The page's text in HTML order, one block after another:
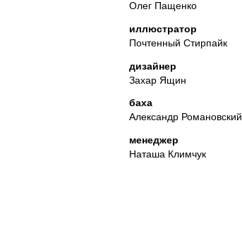
Олег Пащенко
иллюстратор
Почтенный Стирпайк
дизайнер
Захар Ящин
баха
Александр Романовский
менеджер
Наташа Климчук